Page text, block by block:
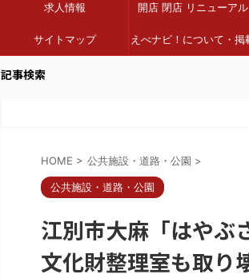
求人情報 開店 閉店 リニューアル
サイトマップ えべナビ！について・掲
記事検索
HOME > 公共施設・道路・公園 >
公共施設・道路・公園
江別市大麻「はやぶ
文化財整理室も取り